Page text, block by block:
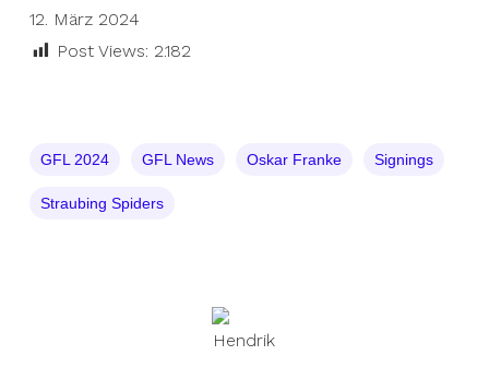
12. März 2024
Post Views: 2.182
GFL 2024 GFL News Oskar Franke Signings
Straubing Spiders